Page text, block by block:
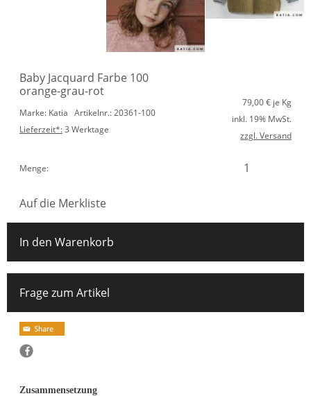
Baby Jacquard Farbe 100
orange-grau-rot
Marke: Katia Artikelnr.: 20361-100
Lieferzeit*:3 Werktage
79,00€ je Kg
inkl. 19% MwSt.
zzgl. Versand
Menge:
Auf die Merkliste
In den Warenkorb
Frage zum Artikel
Zusammensetzung